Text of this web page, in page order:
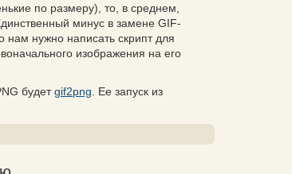
по размеру), то, в среднем,
минус в замене GIF-
нам нужно написать скрипт для
изображения на его
будетgif2png . Ее запуск из